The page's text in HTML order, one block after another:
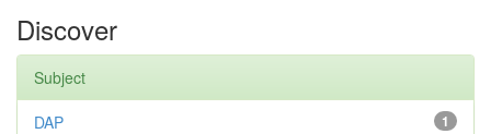
Discover
Subject
1
DAP